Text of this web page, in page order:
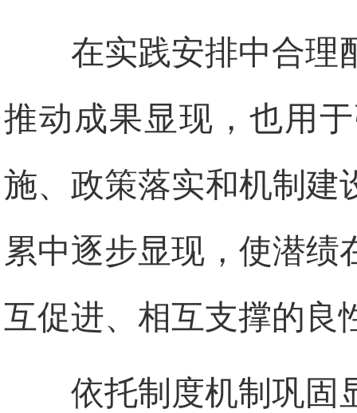
在实践安排中合理
推动成果显现，也用
施、政策落实和机制建
累中逐步显现，使潜绩
互促进、相互支撑的良
依托制度机制巩固